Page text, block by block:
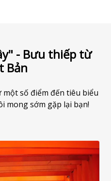
- Bưu thiếp từ
Bản
số điểm đến tiêu biểu
mong sớm gặp lại bạn!